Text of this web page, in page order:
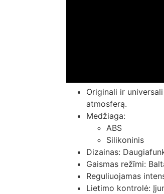
Originali ir
atmosferą.
Medžiaga:
ABS
Silikoninis
Dizainas:
Gaismas režīmi:
Reguliuojamas
Lietimo kontrolė: